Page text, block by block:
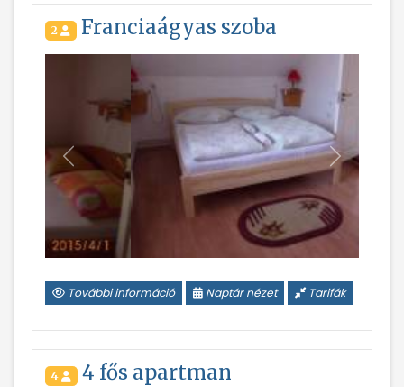
2 Franciaágyas szoba
Vissza
További információ Naptár nézet Tarifák
4 4 fős apartman